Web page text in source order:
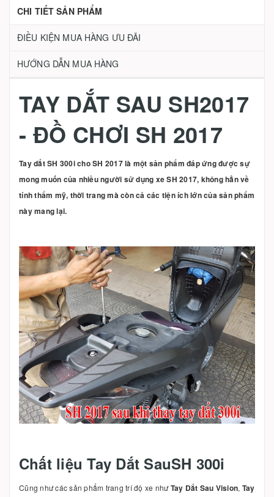
CHI TIẾT SẢN PHẨM
ĐIỀU KIỆN MUA HÀNG ƯU ĐÃI
HƯỚNG DẪN MUA HÀNG
TAY DẮT SAU SH2017
- ĐỒ CHƠI SH 2017
Tay dắt SH 300i cho SH 2017 là một sản phẩm đáp ứng được sự
mong muốn của nhiều người sử dụng xe SH 2017, không hẳn về
tính thẩm mỹ, thời trang mà còn cả các tiện ích lớn của sản phẩm
này mang lại.
Chất liệu Tay Dắt SauSH 300i
Cũng như các sản phẩm trang trí độ xe nhưTay Dắt Sau Vision, Tay